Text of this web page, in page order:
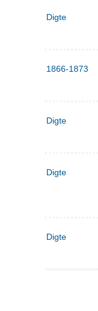
Digte
1866-1873
Digte
Digte
Digte